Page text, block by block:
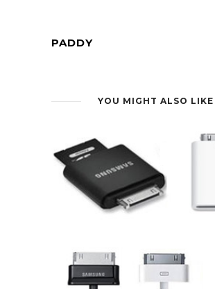
PADDY
YOU MIGHT ALSO LIKE